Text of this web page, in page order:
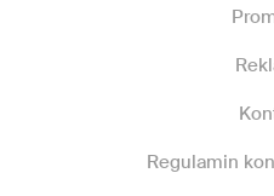
Regulamin